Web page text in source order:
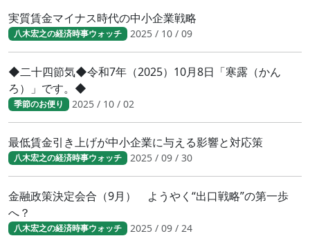
実質賃金マイナス時代の中小企業戦略
八木宏之の経済時事ウォッチ 2025 / 10 / 09
◆二十四節気◆令和7年（2025）10月8日「寒露（かん
ろ）」です。◆
季節のお便り 2025 / 10 / 02
最低賃金引き上げが中小企業に与える影響と対応策
八木宏之の経済時事ウォッチ 2025 / 09 / 30
金融政策決定会合（9月） ようやく“出口戦略”の第一歩
へ？
八木宏之の経済時事ウォッチ 2025 / 09 / 24